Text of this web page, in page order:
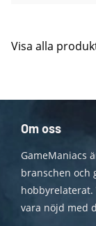
Visa alla
Om oss
GameManiacs
branschen och
vara nöjd med